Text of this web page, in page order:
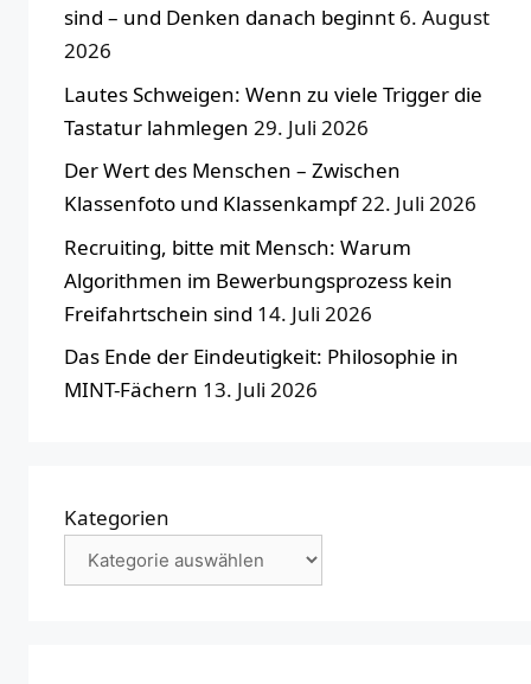
sind – und Denken danach beginnt 6. August
2026
Lautes Schweigen: Wenn zu viele Trigger die
Tastatur lahmlegen 29. Juli 2026
Der Wert des Menschen – Zwischen
Klassenfoto und Klassenkampf22. Juli 2026
Recruiting, bitte mit Mensch: Warum
Algorithmen im Bewerbungsprozess kein
Freifahrtschein sind 14. Juli 2026
Das Ende der Eindeutigkeit: Philosophie in
MINT-Fächern 13. Juli 2026
Kategorien